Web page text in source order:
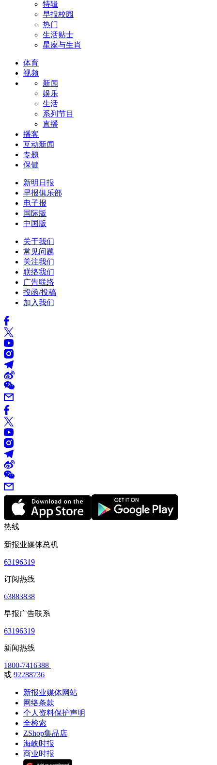
特辑
早报校园
热门
生活贴士
星座与生肖
体育
视频
新闻
娱乐
生活
系列节目
直播
播客
互动新闻
专题
保健
新明日报
早报俱乐部
电子报
国际版
中国版
关于我们
常见问题
关注我们
联络我们
广告联络
投函/投稿
加入我们
热线
新报业媒体总机
63196319
订阅热线
63883838
早报广告联系
63196319
新闻热线
1800-7416388
或 92288736
新报业媒体网站
网络条款
个人资料保护声明
全检索
ZShop集品店
海峡时报
商业时报